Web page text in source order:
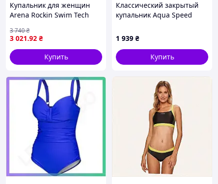
Купальник для женщин
Arena Rockin Swim Tech
фиолетовый для плавания
UPF 50+ SKU_008159-889
3 021.92 ₴
3 740₴
Купить
Классический закрытый
купальник Aqua Speed
X441P28X01
1 939 ₴
Купить